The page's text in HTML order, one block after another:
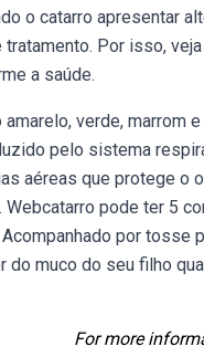
o catarro apresentar
Por isso,
a saúde.
verde, marrom
pelo sistema
aéreas que protege
pode ter 5
por tosse
do muco do seu filho
For more